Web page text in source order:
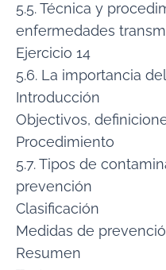
5.5. Técnica y
enfermedades
Ejercicio 14
5.6. La importancia
Introducción
Objectivos,
Procedimiento
5.7. Tipos de
prevención
Clasificación
Medidas de
Resumen